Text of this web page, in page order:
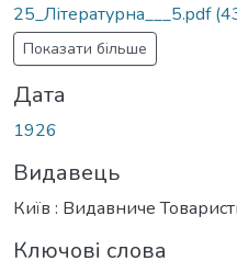
25_Літературна___5.pdf
Показати більше
Дата
1926
Видавець
Київ : Видавниче
Ключові слова